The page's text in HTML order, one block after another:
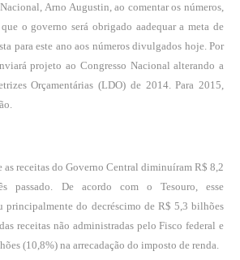
Arno Augustin, ao comentar os números,
o governo será obrigado aadequar a meta de
para este ano aos números divulgados hoje. Por
projeto ao Congresso Nacional alterando a
Orçamentárias (LDO) de 2014. Para 2015,
as receitas do Governo Central diminuíram R$ 8,2
passado. De acordo com o Tesouro, esse
principalmente do decréscimo de R$ 5,3 bilhões
receitas não administradas pelo Fisco federal e
(10,8%) na arrecadação do imposto de renda.